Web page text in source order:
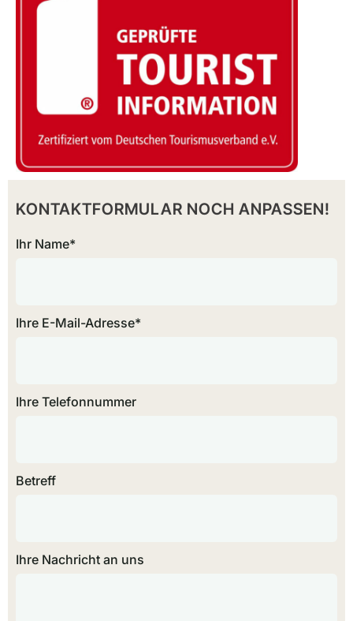
KONTAKTFORMULAR NOCH ANPASSEN!
Ihr Name*
Ihre E-Mail-Adresse*
Ihre Telefonnummer
Betreff
Ihre Nachricht an uns